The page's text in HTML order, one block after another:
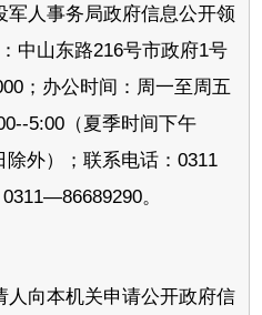
军人事务局政府信息公开领
中山东路216号市政府1号
；办公时间：周一至周五
5:00（夏季时间下午
外）；联系电话：0311
。
人向本机关申请公开政府信